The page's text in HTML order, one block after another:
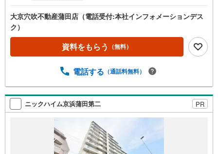
大京穴吹不動産蒲田店（電話受付:本社インフォメーションデス
ク）
資料をもらう （無料）
電話する （通話料無料）
ニックハイム京浜蒲田第二 PR